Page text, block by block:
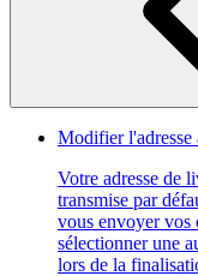
Modifier l'adresse
Votre adresse de
transmise par
vous envoyer vos
sélectionner une
lors de la